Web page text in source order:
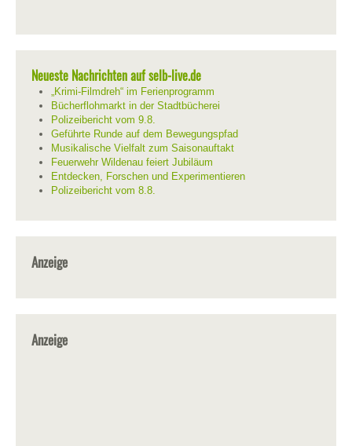
Neueste Nachrichten auf selb-live.de
„Krimi-Filmdreh“ im Ferienprogramm
Bücherflohmarkt in der Stadtbücherei
Polizeibericht vom 9.8.
Geführte Runde auf dem Bewegungspfad
Musikalische Vielfalt zum Saisonauftakt
Feuerwehr Wildenau feiert Jubiläum
Entdecken, Forschen und Experimentieren
Polizeibericht vom 8.8.
Anzeige
Anzeige